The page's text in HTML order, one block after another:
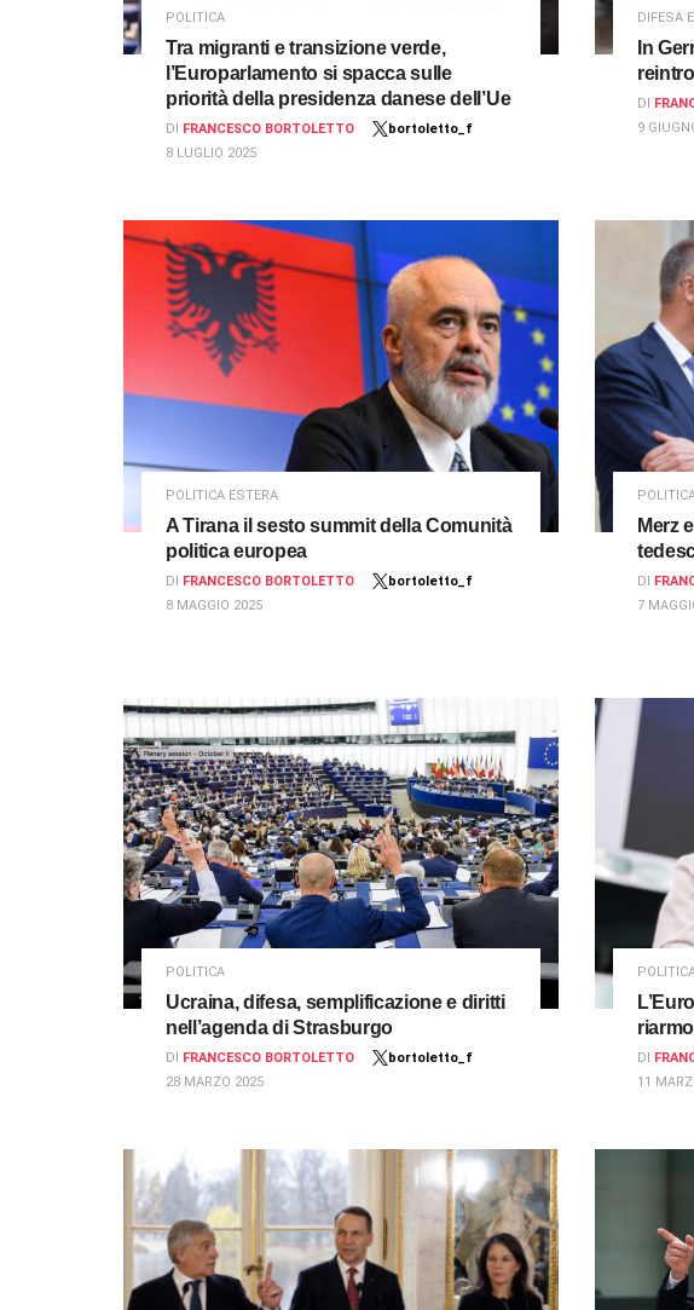
POLITICA
Tra migranti e transizione verde,
l’Europarlamento si spacca sulle
priorità della presidenza danese dell’Ue
DI FRANCESCO BORTOLETTO
bortoletto_f
8 LUGLIO 2025
DIFESA
In
DI
9
POLITICA ESTERA
A Tirana il sesto summit della Comunità
politica europea
DI FRANCESCO BORTOLETTO
bortoletto_f
8 MAGGIO 2025
Merz
DI
7
POLITICA
Ucraina, difesa, semplificazione e diritti
nell’agenda di Strasburgo
DI FRANCESCO BORTOLETTO
bortoletto_f
28 MARZO 2025
DI
11